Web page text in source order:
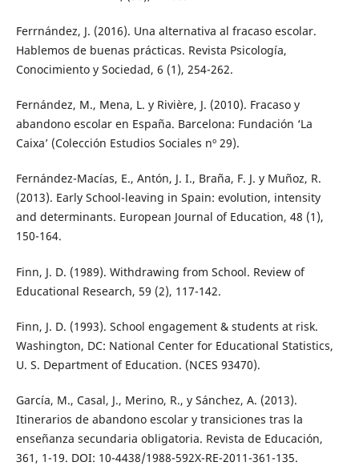
Ferrnández, J. (2016). Una alternativa al fracaso escolar.
Hablemos de buenas prácticas. Revista Psicología,
Conocimiento y Sociedad, 6 (1), 254-262.
Fernández, M., Mena, L. y Rivière, J. (2010). Fracaso y
abandono escolar en España. Barcelona: Fundación ‘La
Caixa’ (Colección Estudios Sociales nº 29).
Fernández-Macías, E., Antón, J. I., Braña, F. J. y Muñoz, R.
(2013). Early School-leaving in Spain: evolution, intensity
and determinants. European Journal of Education, 48 (1),
150-164.
Finn, J. D. (1989). Withdrawing from School. Review of
Educational Research, 59 (2), 117-142.
Finn, J. D. (1993). School engagement & students at risk.
Washington, DC: National Center for Educational Statistics,
U. S. Department of Education. (NCES 93470).
García, M., Casal, J., Merino, R., y Sánchez, A. (2013).
Itinerarios de abandono escolar y transiciones tras la
enseñanza secundaria obligatoria. Revista de Educación,
361, 1-19. DOI: 10-4438/1988-592X-RE-2011-361-135.